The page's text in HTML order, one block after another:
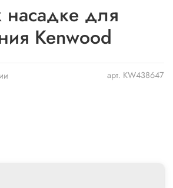
арт. KW438647
насадке для
Kenwood